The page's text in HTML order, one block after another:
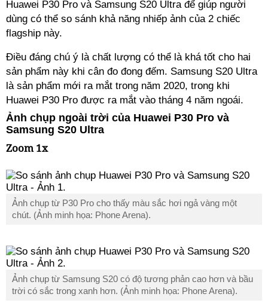
Huawei P30 Pro và Samsung S20 Ultra để giúp người
dùng có thể so sánh khả năng nhiếp ảnh của 2 chiếc
flagship này.
Điều đáng chú ý là chất lượng có thể là khá tốt cho hai
sản phẩm này khi cân đo đong đếm. Samsung S20 Ultra
là sản phẩm mới ra mắt trong năm 2020, trong khi
Huawei P30 Pro được ra mắt vào tháng 4 năm ngoái.
Ảnh chụp ngoài trời của Huawei P30 Pro và
Samsung S20 Ultra
Zoom 1x
Ảnh chụp từ P30 Pro cho thấy màu sắc hơi ngả vàng một
chút. (Ảnh minh họa: Phone Arena).
Ảnh chụp từ Samsung S20 có độ tương phản cao hơn và bầu
trời có sắc trong xanh hơn. (Ảnh minh họa: Phone Arena).